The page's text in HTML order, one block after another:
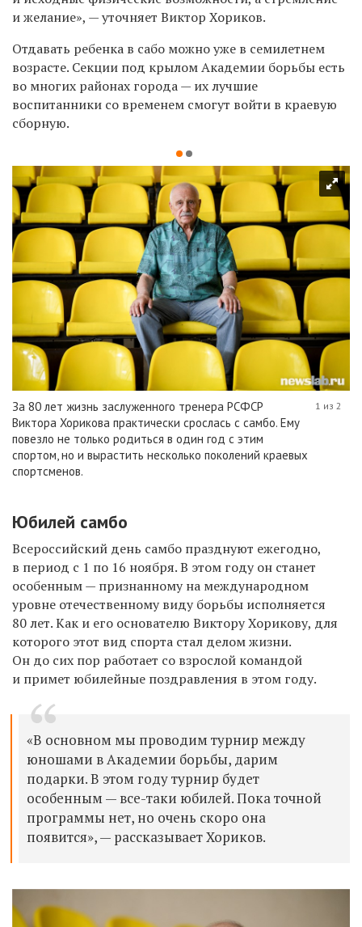
и желание», — уточняет Виктор Хориков.
Отдавать ребенка в сабо можно уже в семилетнем
возрасте. Секции под крылом Академии борьбы есть
во многих районах города — их лучшие
воспитанники со временем смогут войти в краевую
сборную.
За 80 лет жизнь заслуженного тренера РСФСР
Виктора Хорикова практически срослась с самбо. Ему
повезло не только родиться в один год с этим
спортом, но и вырастить несколько поколений краевых
спортсменов.
1 из 2
Юбилей самбо
Всероссийский день самбо празднуют ежегодно,
в период с 1 по 16 ноября. В этом году он станет
особенным — признанному на международном
уровне отечественному виду борьбы исполняется
80 лет. Как и его основателю Виктору Хорикову, для
которого этот вид спорта стал делом жизни.
Он до сих пор работает со взрослой командой
и примет юбилейные поздравления в этом году.
«В основном мы проводим турнир между
юношами в Академии борьбы, дарим
подарки. В этом году турнир будет
особенным — все-таки юбилей. Пока точной
программы нет, но очень скоро она
появится», — рассказывает Хориков.